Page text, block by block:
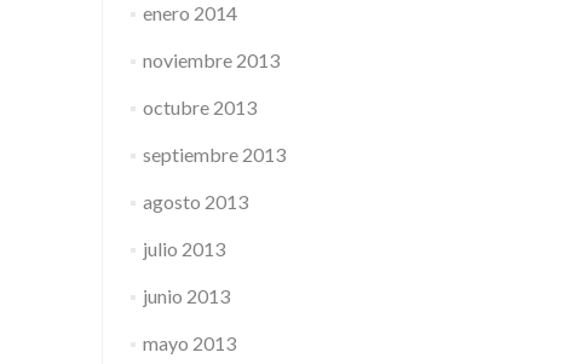
enero 2014
noviembre 2013
octubre 2013
septiembre 2013
agosto 2013
julio 2013
junio 2013
mayo 2013